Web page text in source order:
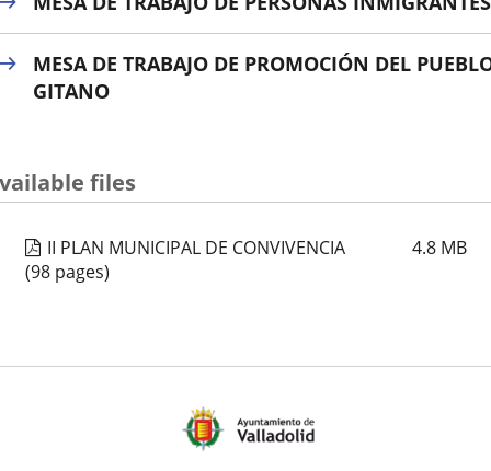
MESA DE TRABAJO DE PROMOCIÓN DEL
GITANO
files
II PLAN MUNICIPAL DE CONVIVENCIA 4.8 MB
(98 pages)